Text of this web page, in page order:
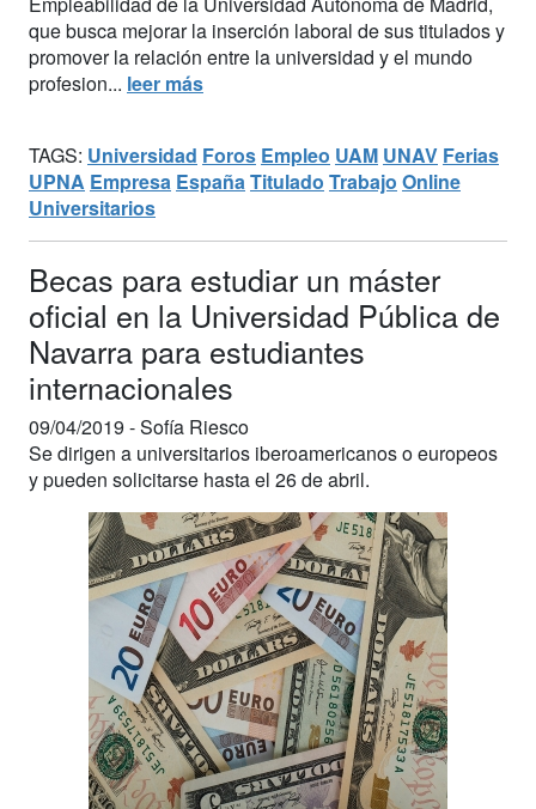
que busca mejorar la inserción laboral de sus titulados y
promover la relación entre la universidad y el mundo
profesion... leer más
TAGS: Universidad Foros Empleo UAM UNAV Ferias
UPNA Empresa EspañaTitulado Trabajo Online
Universitarios
Becas para estudiar un máster
oficial en la Universidad Pública de
Navarra para estudiantes
internacionales
09/04/2019 -Sofía Riesco
Se dirigen a universitarios iberoamericanos o europeos
y pueden solicitarse hasta el 26 de abril.